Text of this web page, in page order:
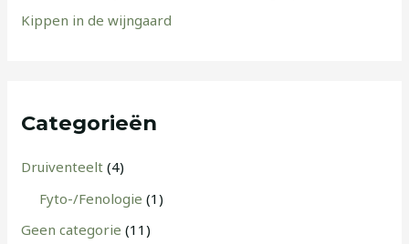
Kippen in de wijngaard
Categorieën
Druiventeelt (4)
Fyto-/Fenologie (1)
Geen categorie (11)